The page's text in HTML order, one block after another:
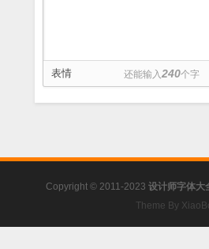
表情 还能输入 240个字
Copyright © 2011-2023 设计师字体大
Theme By